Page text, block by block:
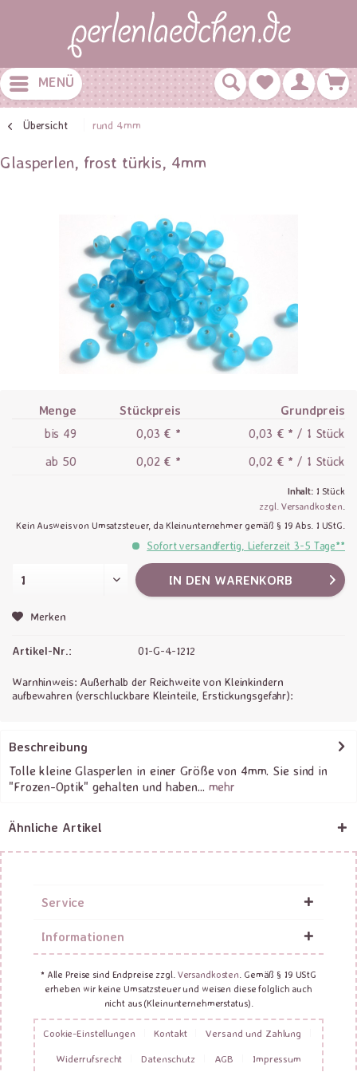
MENÜ
Übersicht rund 4mm
Glasperlen, frost türkis, 4mm
Menge Stückpreis
Grundpreis
bis 49 0,03 € *
0,03 € * / 1 Stück
ab 50 0,02 € * 0,02 € * / 1 Stück
Inhalt: 1 Stück
zzgl. Versandkosten.
Kein Ausweis von Umsatzsteuer, da Kleinunternehmer gemäß § 19 Abs. 1 UStG.
Sofort versandfertig, Lieferzeit 3-5 Tage**
IN DEN WARENKORB
Merken
Artikel-Nr.: 01-G-4-1212
Warnhinweis: Außerhalb der Reichweite von Kleinkindern
aufbewahren (verschluckbare Kleinteile, Erstickungsgefahr):
Beschreibung
Tolle kleine Glasperlen in einer Größe von 4mm. Sie sind in
"Frozen-Optik" gehalten und haben... mehr
Ähnliche Artikel
Service
Informationen
* Alle Preise sind Endpreise zzgl. Versandkosten. Gemäß § 19 UStG
erheben wir keine Umsatzsteuer und weisen diese folglich auch
nicht aus (Kleinunternehmerstatus).
Cookie-Einstellungen Kontakt
Versand und Zahlung
Widerrufsrecht
Datenschutz AGB
Impressum